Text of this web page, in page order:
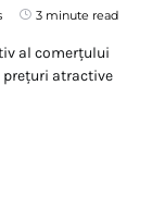
3 minute read
al comerțului
prețuri atractive